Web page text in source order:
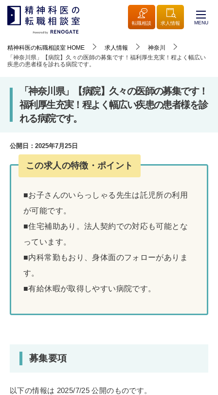
転職相談 求人情報 MENU
精神科医の転職相談室 HOME 求人情報
神奈川
「神奈川県」【病院】久々の医師の募集です！福利厚生充実！程よく幅広い
疾患の患者様を診れる病院です。
「神奈川県」【病院】久々の医師の募集です！
福利厚生充実！程よく幅広い疾患の患者様を診
れる病院です。
公開日： 2025年7月25日
この求人の特徴・ポイント
■お子さんのいらっしゃる先生は託児所の利用
が可能です。
■住宅補助あり。法人契約での対応も可能とな
っています。
■内科常勤もおり、身体面のフォローがありま
す。
■有給休暇が取得しやすい病院です。
募集要項
以下の情報は 2025/7/25 公開のものです。